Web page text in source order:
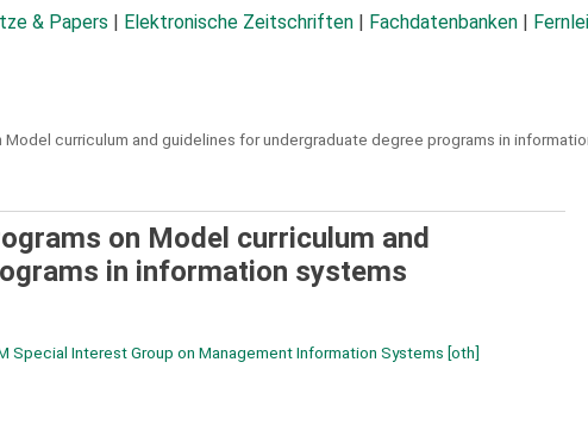
& Papers Elektronische Zeitschriften Fachdatenbanken
curriculum and guidelines for undergraduate degree programs in
on Model curriculum and
in information systems
Special Interest Group on Management Information Systems [oth]